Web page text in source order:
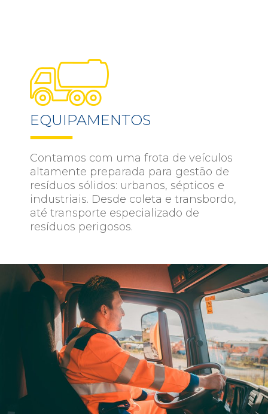
EQUIPAMENTOS
Contamos com uma frota de veículos
altamente preparada para gestão de
resíduos sólidos: urbanos, sépticos e
industriais. Desde coleta e transbordo,
até transporte especializado de
resíduos perigosos.